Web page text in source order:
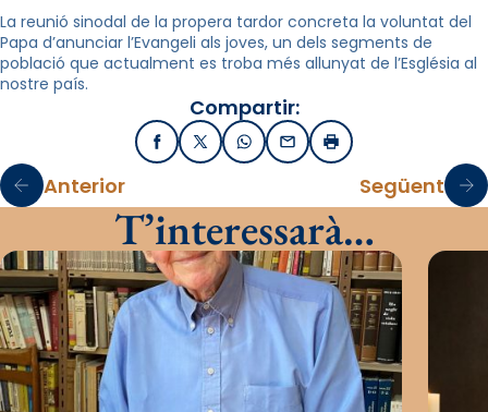
La reunió sinodal de la propera tardor concreta la voluntat del
Papa d’anunciar l’Evangeli als joves, un dels segments de
població que actualment es troba més allunyat de l’Església al
nostre país.
Compartir:
FacebookX / TwitterWhatsApp
EmailImprimir
Anterior Següent
T’interessarà…